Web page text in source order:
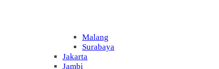
Malang
Surabaya
Jakarta
Jambi